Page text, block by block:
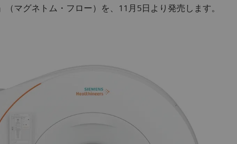
（マグネトム・フロー）を、11月5日より発売します。